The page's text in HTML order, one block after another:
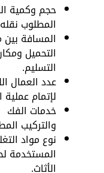
حجم وكمية الأثاث
المطلوب نقله.
المسافة بين موقع
التحميل ومكان
التسليم.
عدد العمال اللازمين
لإتمام عملية النقل.
خدمات الفك
والتركيب المطلوبة.
نوع مواد التغليف
المستخدمة لحماية